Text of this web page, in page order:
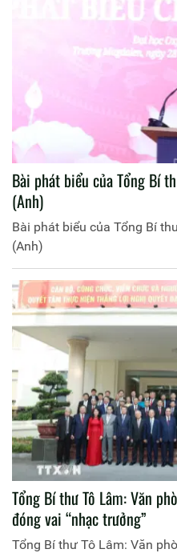
Bài phát biểu của Tổng Bí
(Anh)
Bài phát biểu của Tổng Bí
(Anh)
Tổng Bí thư Tô Lâm: Văn
đóng vai “nhạc trưởng”
Tổng Bí thư Tô Lâm: Văn